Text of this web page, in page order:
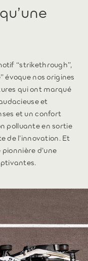
“strikethrough”,
évoque nos origines
qui ont marqué
et
et un confort
polluante en sortie
de l’innovation. Et
d’une